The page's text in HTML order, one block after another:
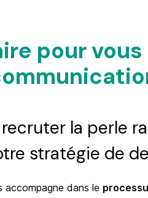
pour vous
la perle
stratégie de
accompagne dans le